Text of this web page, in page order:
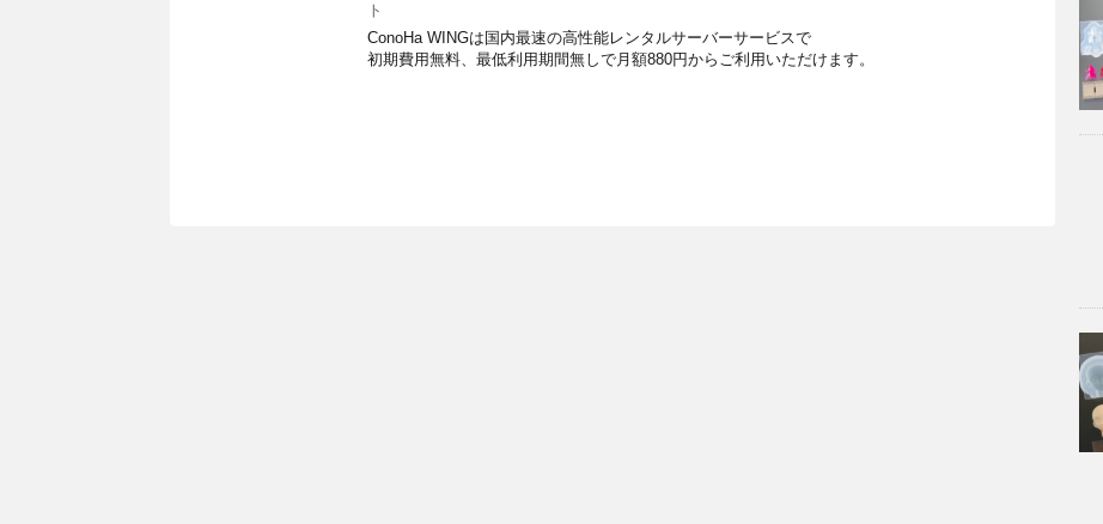
ト
ConoHa WINGは国内最速の高性能レンタルサーバーサービスで
初期費用無料、最低利用期間無しで月額880円からご利用いただけます。